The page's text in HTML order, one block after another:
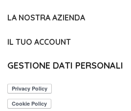
LA NOSTRA AZIENDA
IL TUO ACCOUNT
GESTIONE DATI PERSONALI